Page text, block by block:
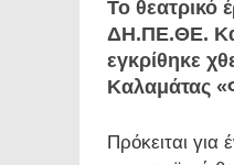
Το θεατρικό
ΔΗ.ΠΕ.ΘΕ.
εγκρίθηκε
Καλαμάτας
Πρόκειται